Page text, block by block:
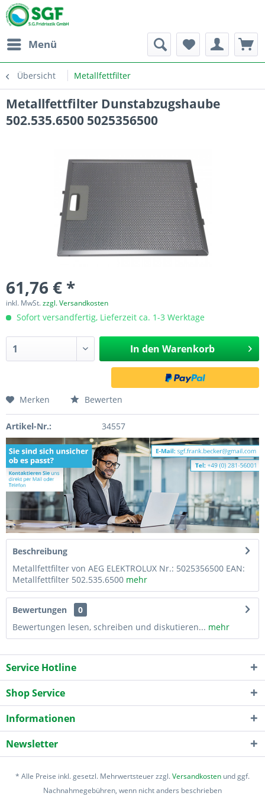
Menü
Übersicht Metallfettfilter
Metallfettfilter Dunstabzugshaube
502.535.6500 5025356500
61,76 € *
inkl. MwSt.zzgl. Versandkosten
Sofort versandfertig, Lieferzeit ca. 1-3 Werktage
In den Warenkorb
Merken Bewerten
Artikel-Nr.: 34557
Beschreibung
Metallfettfilter von AEG ELEKTROLUX Nr.: 5025356500 EAN:
Metallfettfilter 502.535.6500 mehr
Bewertungen
0
Bewertungen lesen, schreiben und diskutieren... mehr
Service Hotline
Shop Service
Informationen
Newsletter
* Alle Preise inkl. gesetzl. Mehrwertsteuer zzgl.Versandkosten und ggf.
Nachnahmegebühren, wenn nicht anders beschrieben